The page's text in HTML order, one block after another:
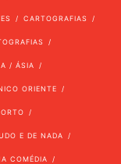
CARTOGRAFIAS
/ ÁSIA
ORIENTE
E DE NADA
COMÉDIA